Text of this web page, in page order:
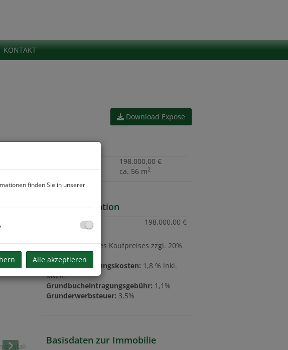
KONTAKT
Download Expose
Eckdaten
198.000,00 €
Fläche
ca. 56 m2
Preisinformation
Kaufpreis: 198.000,00 €
Provision: 3% des Kaufpreises zzgl. 20%
USt.
Vertragserrichtungskosten: 1,8 % inkl.
Mwst.
Grundbucheintragungsgebühr: 1,1%
Grunderwerbsteuer: 3,5%
Basisdaten zur Immobilie
finden Sie in unserer
Alle akzeptieren